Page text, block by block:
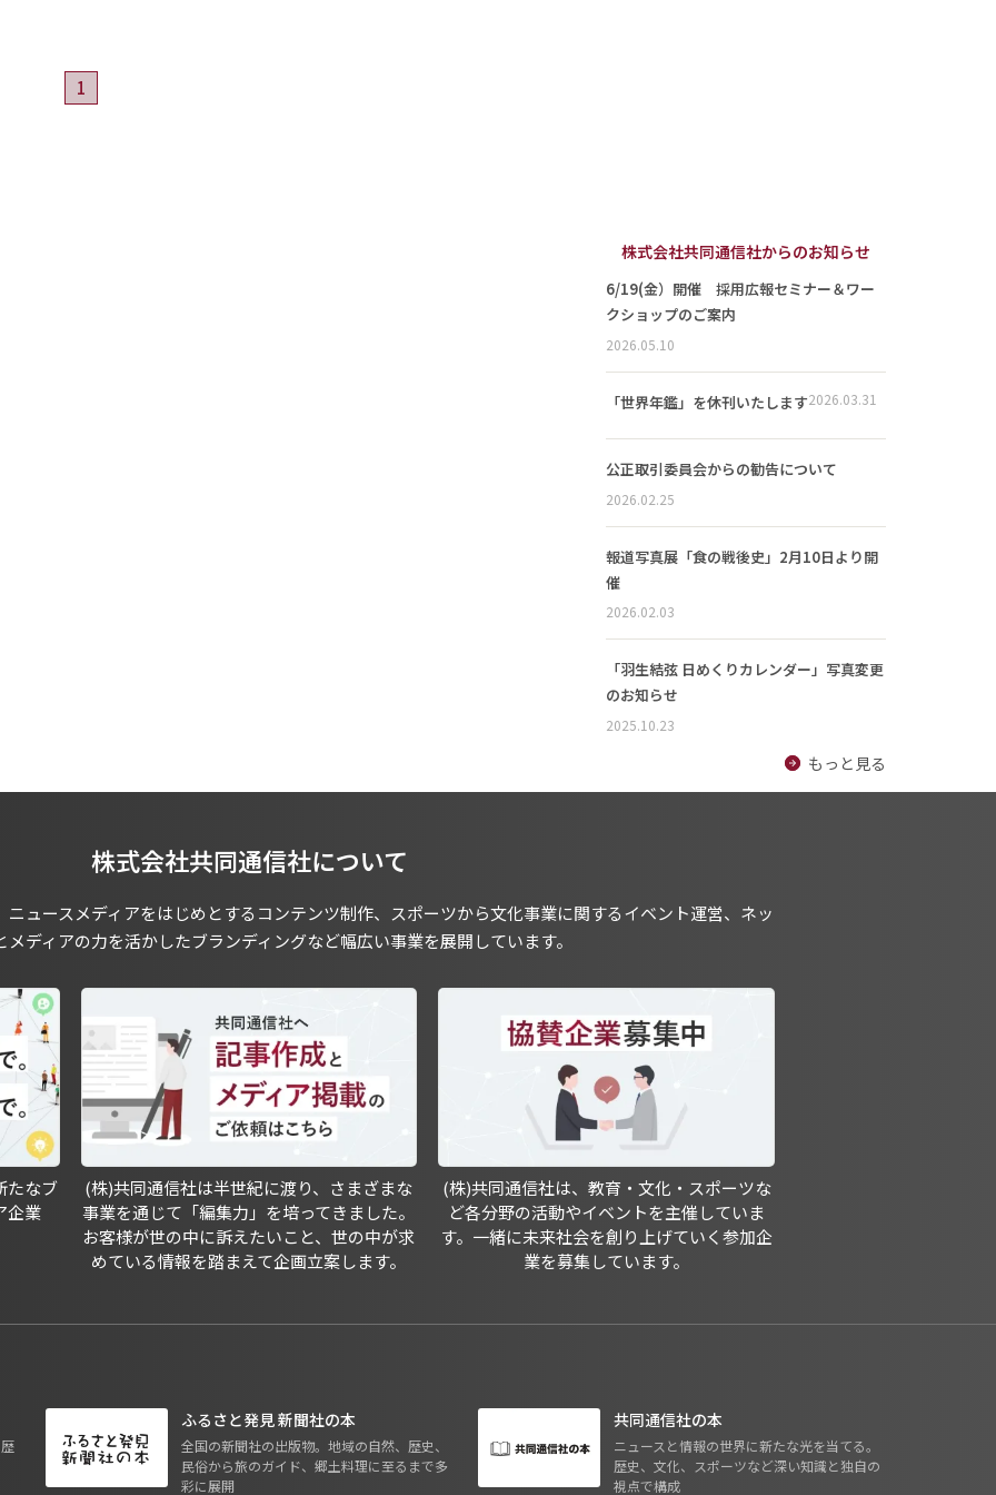
1
株式会社共同通信社からのお知らせ
6/19(金）開催 採用広報セミナー＆ワー
クショップのご案内
2026.05.10
「世界年鑑」を休刊いたします2026.03.31
公正取引委員会からの勧告について
2026.02.25
報道写真展「食の戦後史」2月10日より開
催
2026.02.03
「羽生結弦 日めくりカレンダー」写真変更
のお知らせ
2025.10.23
もっと見る
株式会社共同通信社について
ュースメディアをはじめとするコンテンツ制作、スポーツから文化事業に関するイベント運営、ネッ
メディアの力を活かしたブランディングなど幅広い事業を展開しています。
たなブ
企業
(株)共同通信社は半世紀に渡り、さまざまな
事業を通じて「編集力」を培ってきました。
お客様が世の中に訴えたいこと、世の中が求
めている情報を踏まえて企画立案します。
(株)共同通信社は、教育・文化・スポーツな
ど各分野の活動やイベントを主催していま
す。一緒に未来社会を創り上げていく参加企
業を募集しています。
ふるさと発見 新聞社の本
全国の新聞社の出版物。地域の自然、歴史、
民俗から旅のガイド、郷土料理に至るまで多
彩に展開
共同通信社の本
ニュースと情報の世界に新たな光を当てる。
歴史、文化、スポーツなど深い知識と独自の
視点で構成